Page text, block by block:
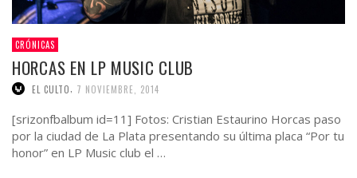
CRÓNICAS
HORCAS EN LP MUSIC CLUB
EL CULTO 7 NOVIEMBRE, 2014
[srizonfbalbum id=11] Fotos: Cristian Estaurino Horcas paso
por la ciudad de La Plata presentando su última placa “Por tu
honor” en LP Music club el …